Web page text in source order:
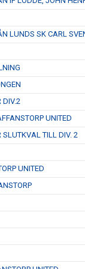
LUNDS SK CARL
DIV.2
UNITED
SLUTKVAL TILL DIV. 2
UNITED